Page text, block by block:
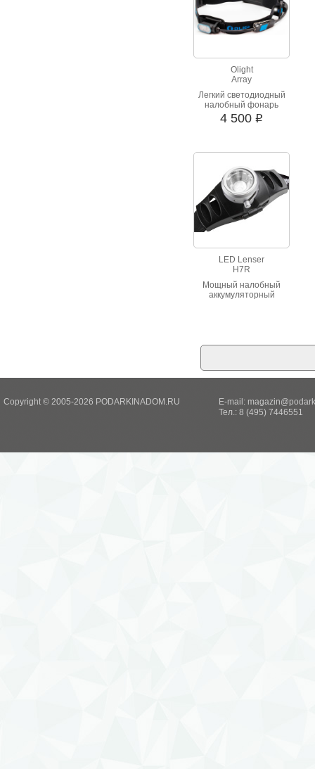
Olight
Array
Легкий светодиодный
налобный фонарь
Olight Array
4 500 i
LED Lenser
H7R
Мощный налобный
аккумуляторный
Copyright © 2005-2026 PODARKINADOM.RU E-mail:
Тел.: 8 (495) 7446551